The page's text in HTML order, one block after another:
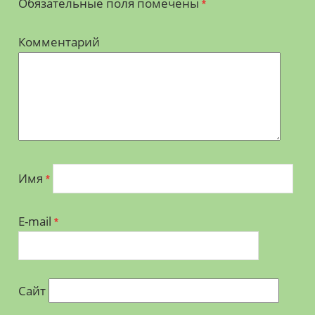
Обязательные поля помечены *
Комментарий
Имя *
E-mail *
Сайт